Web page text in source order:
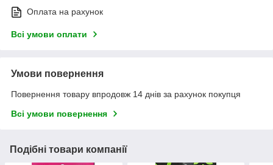
Оплата на рахунок
Всі умови оплати
Умови повернення
Повернення товару впродовж 14 днів за рахунок покупця
Всі умови повернення
Подібні товари компанії